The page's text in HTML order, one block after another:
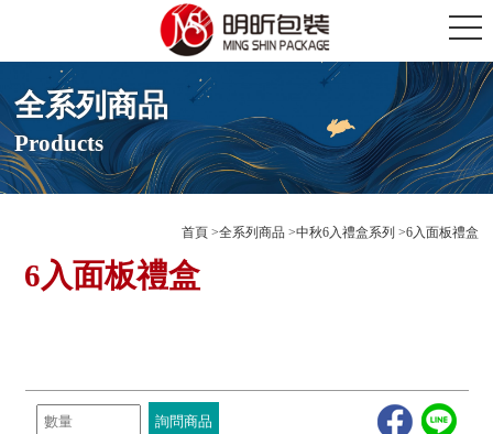
全系列商品
Products
首頁 全系列商品 中秋6入禮盒系列 6入面板禮盒
6入面板禮盒